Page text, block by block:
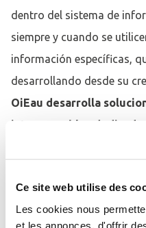
Ce site web utilise des
Les cookies nous
et les annonces, d'offrir
dentro del sistema de
siempre y cuando se
información específicas,
desarrollando desde su
OiEau desarrolla
interoperables
información sobre el
herramientas y motores
soluciones de código